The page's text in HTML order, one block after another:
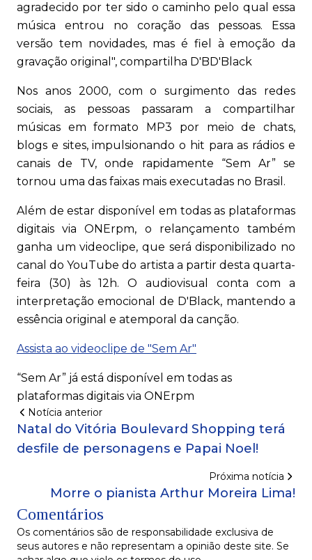
agradecido por ter sido o caminho pelo qual essa
música entrou no coração das pessoas. Essa
versão tem novidades, mas é fiel à emoção da
gravação original", compartilha D'BD'Black
Nos anos 2000, com o surgimento das redes
sociais, as pessoas passaram a compartilhar
músicas em formato MP3 por meio de chats,
blogs e sites, impulsionando o hit para as rádios e
canais de TV, onde rapidamente “Sem Ar” se
tornou uma das faixas mais executadas no Brasil.
Além de estar disponível em todas as plataformas
digitais via ONErpm, o relançamento também
ganha um videoclipe, que será disponibilizado no
canal do YouTube do artista a partir desta quarta-
feira (30) às 12h. O audiovisual conta com a
interpretação emocional de D'Black, mantendo a
essência original e atemporal da canção.
Assista ao videoclipe de "Sem Ar"
“Sem Ar” já está disponível em todas as
plataformas digitais via ONErpm
Notícia anterior
Natal do Vitória Boulevard Shopping terá
desfile de personagens e Papai Noel!
Próxima notícia
Morre o pianista Arthur Moreira Lima!
Comentários
Os comentários são de responsabilidade exclusiva de
seus autores e não representam a opinião deste site. Se